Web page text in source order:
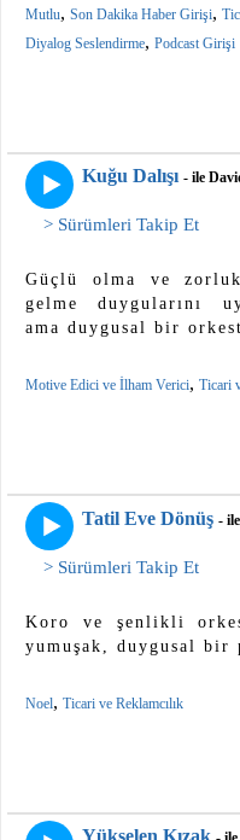
Mutlu, Son Dakika Haber Girişi,
Diyalog Seslendirme, Podcast Girişi
Kuğu Dalışı - ile
> Sürümleri Takip Et
Güçlü olma ve
gelme duygularını
ama duygusal bir
Motive Edici ve İlham Verici, Ticari
Tatil Eve Dönüş -
> Sürümleri Takip Et
Koro ve şenlikli
yumuşak, duygusal bir
Noel, Ticari ve Reklamcılık
Yükselen Kızak